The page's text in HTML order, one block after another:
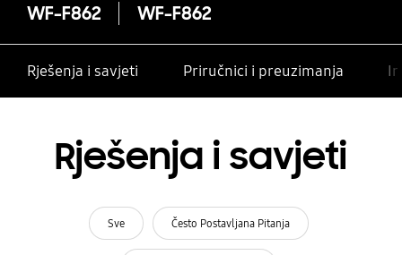
WF-F862 WF-F862
Rješenja i savjeti Priručnici i preuzimanja
Rješenja i savjeti
Sve Često Postavljana Pitanja